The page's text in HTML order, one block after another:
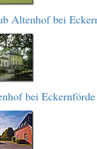
Altenhof bei
bei Eckernförde